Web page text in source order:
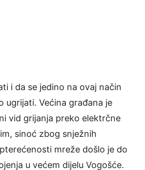
i da se jedino na ovaj način
ugrijati. Većina građana je
vid grijanja preko elektrčne
sinoć zbog snježnih
mreže došlo je do
u većem dijelu Vogošće.